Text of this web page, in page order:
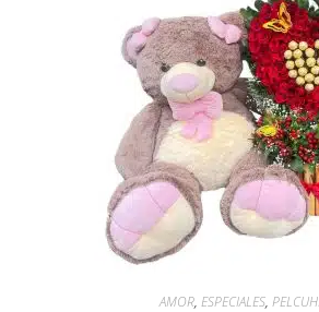
AMOR, ESPECIALES,